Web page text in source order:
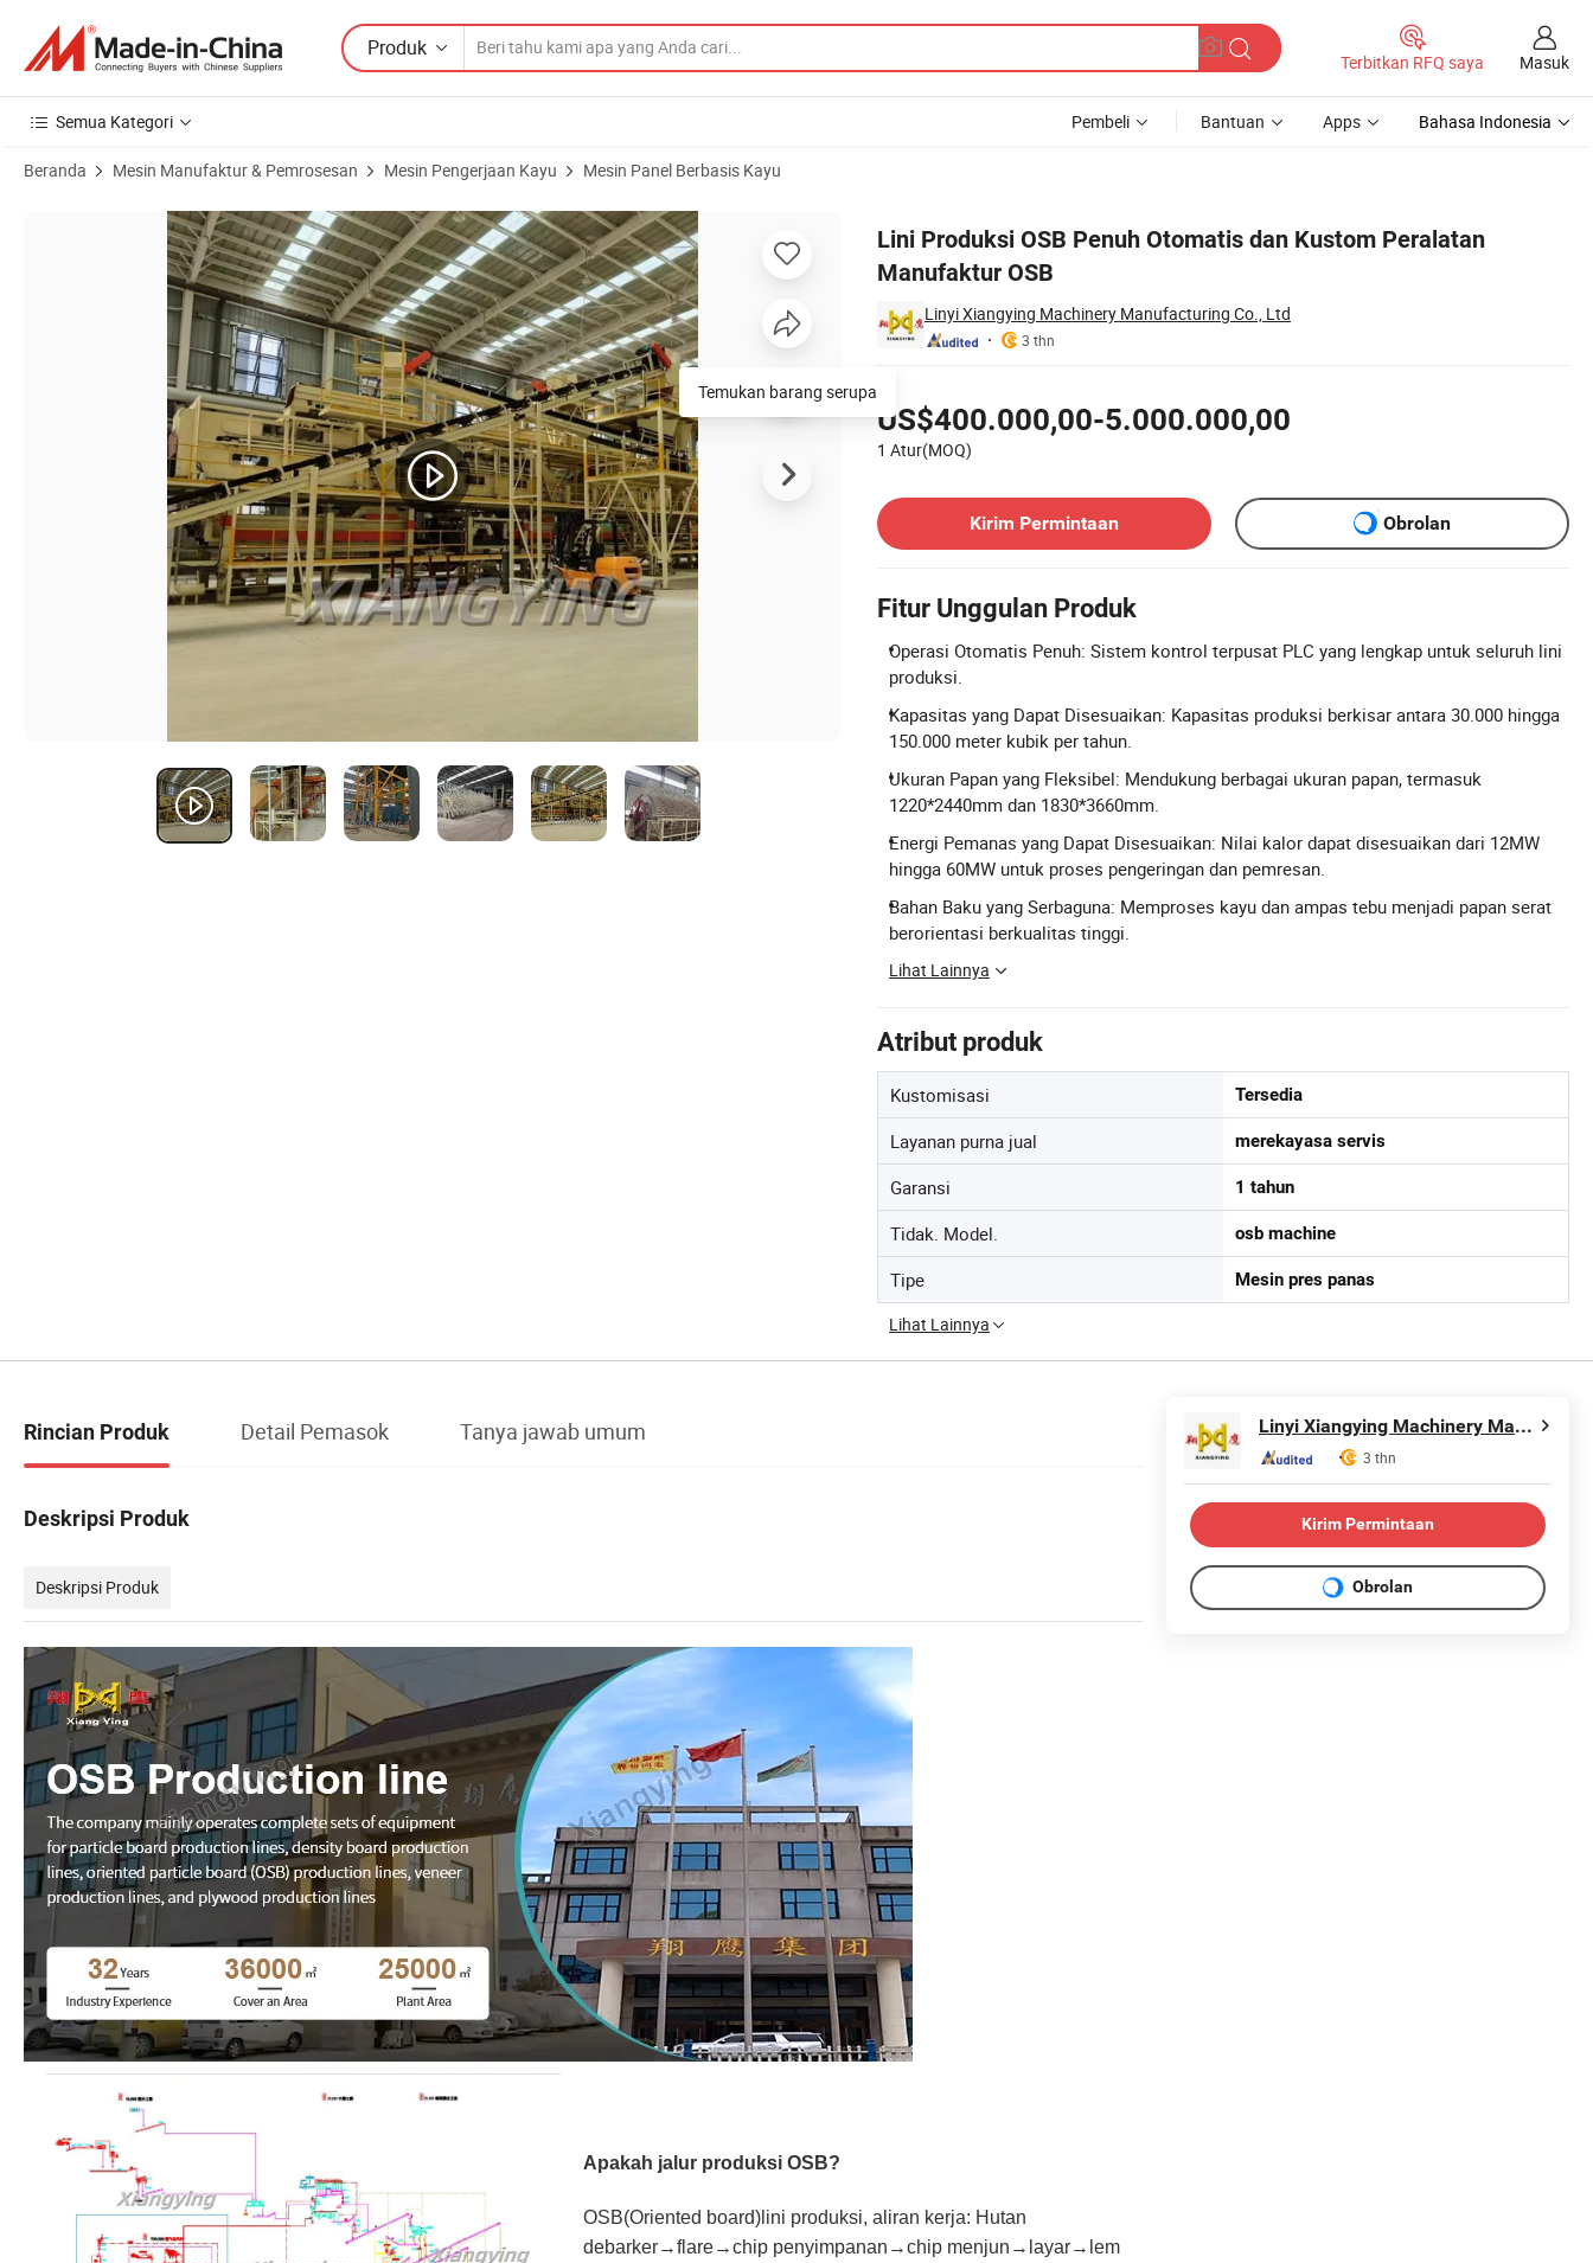
Produk
Terbitkan RFQ saya Masuk
Semua Kategori Pembeli Bantuan Apps Bahasa Indonesia
Beranda Mesin Manufaktur & Pemrosesan Mesin Pengerjaan Kayu Mesin Panel Berbasis Kayu
Lini Produksi OSB Penuh Otomatis dan Kustom Peralatan
Manufaktur OSB
Linyi Xiangying Machinery Manufacturing Co., Ltd
3 thn
US$400.000,00-5.000.000,00
1 Atur(MOQ)
Kirim Permintaan
Obrolan
Fitur Unggulan Produk
Operasi Otomatis Penuh: Sistem kontrol terpusat PLC yang lengkap untuk seluruh lini
produksi.
Kapasitas yang Dapat Disesuaikan: Kapasitas produksi berkisar antara 30.000 hingga
150.000 meter kubik per tahun.
Ukuran Papan yang Fleksibel: Mendukung berbagai ukuran papan, termasuk
1220*2440mm dan 1830*3660mm.
Energi Pemanas yang Dapat Disesuaikan: Nilai kalor dapat disesuaikan dari 12MW
hingga 60MW untuk proses pengeringan dan pemresan.
Bahan Baku yang Serbaguna: Memproses kayu dan ampas tebu menjadi papan serat
berorientasi berkualitas tinggi.
Lihat Lainnya
Atribut produk
Kustomisasi Tersedia
Layanan purna jual merekayasa servis
Garansi 1 tahun
Tidak. Model. osb machine
Tipe Mesin pres panas
Lihat Lainnya
Gambar Produk dari Lini Produksi OSB Penuh Otomatis dan Kustom Peralatan Manufaktur OSB
Temukan barang serupa
Rincian Produk Detail Pemasok Tanya jawab umum
Deskripsi Produk
Deskripsi Produk
Apakah jalur produksi OSB?
OSB(Oriented board)lini produksi, aliran kerja: Hutan
debarker→flare→chip penyimpanan→chip menjun→layar→lem
Linyi Xiangying Machinery Manufacturing Co., Ltd
3 thn
Kirim Permintaan
Obrolan